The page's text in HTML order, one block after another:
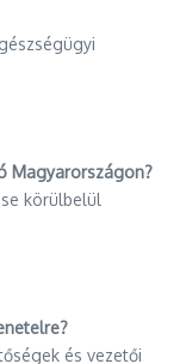
Magyarországon?
körülbelül
és vezetői